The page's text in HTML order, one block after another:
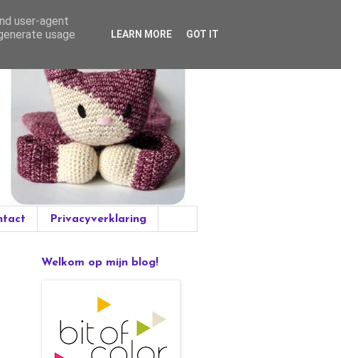
Privacyverklaring
Welkom op mijn blog!
user-agent
usage
LEARN MORE GOT IT